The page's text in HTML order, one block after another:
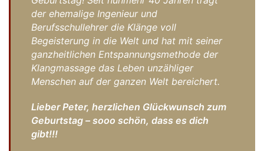
der ehemalige Ingenieur und
Berufsschullehrer die Klänge voll
Begeisterung in die Welt und hat mit seiner
ganzheitlichen Entspannungsmethode der
Klangmassage das Leben unzähliger
Menschen auf der ganzen Welt bereichert.
Lieber Peter, herzlichen Glückwunsch zum
Geburtstag – sooo schön, dass es dich
gibt!!!